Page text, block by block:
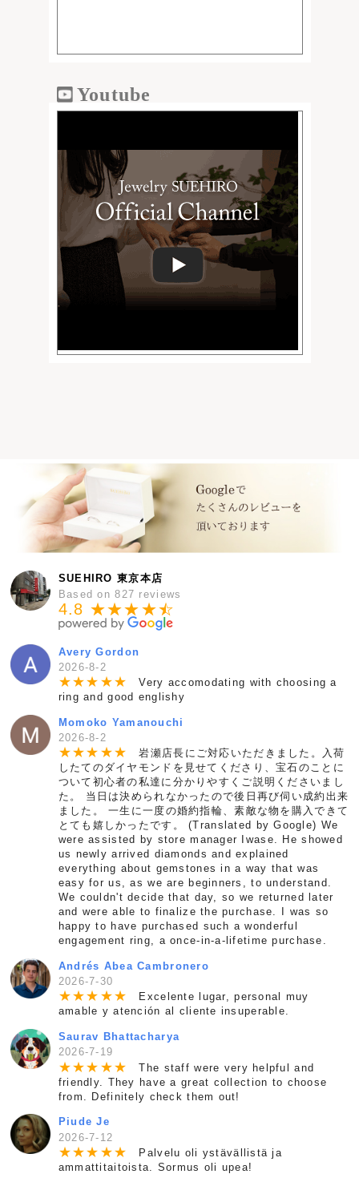
Youtube
SUEHIRO 東京本店
Based on 827 reviews
4.8 ★★★★★
☆
Avery Gordon
2026-8-2
★★★ ★★
Very accomodating with choosing a
ring and good englishy
Momoko Yamanouchi
2026-8-2
★★★ ★★
岩瀬店長にご対応いただきました。入荷
したてのダイヤモンドを見せてくださり、宝石のことに
ついて初心者の私達に分かりやすくご説明くださいまし
た。 当日は決められなかったので後日再び伺い成約出来
ました。 一生に一度の婚約指輪、素敵な物を購入できて
とても嬉しかったです。 (Translated by Google) We
were assisted by store manager Iwase. He showed
us newly arrived diamonds and explained
everything about gemstones in a way that was
easy for us, as we are beginners, to understand.
We couldn't decide that day, so we returned later
and were able to finalize the purchase. I was so
happy to have purchased such a wonderful
engagement ring, a once-in-a-lifetime purchase.
Andrés Abea Cambronero
2026-7-30
★★★ ★★
Excelente lugar, personal muy
amable y atención al cliente insuperable.
Saurav Bhattacharya
2026-7-19
★★★ ★★
The staff were very helpful and
friendly. They have a great collection to choose
from. Definitely check them out!
Piude Je
2026-7-12
★★★ ★★
Palvelu oli ystävällistä ja
ammattitaitoista. Sormus oli upea!